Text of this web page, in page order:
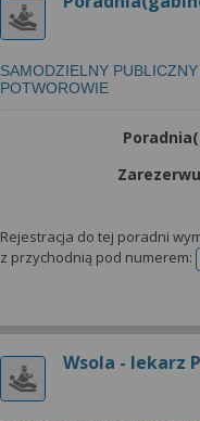
SAMODZIELNY
POTWOROWIE
Rejestracja do tej poradni
z przychodnią pod numerem:
Wsola - lekarz